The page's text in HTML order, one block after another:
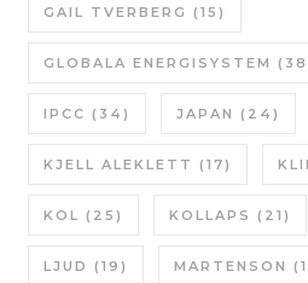
GAIL TVERBERG (15)
GLOBALA ENERGISYSTEM
IPCC (34) JAPAN (24)
KJELL ALEKLETT (17)
KOL (25) KOLLAPS (21)
LJUD (19) MARTENSON